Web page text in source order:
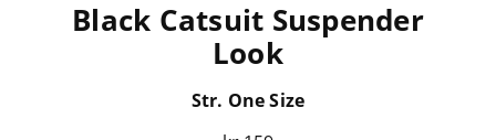
Black Catsuit Suspender
Look
Str. One Size